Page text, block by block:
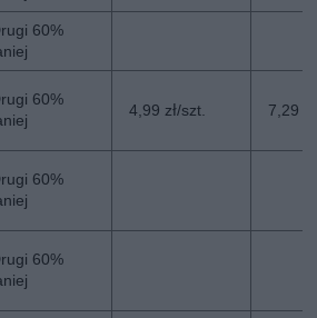
60%
60%
4,99 zł/szt. 7,29
60%
60%